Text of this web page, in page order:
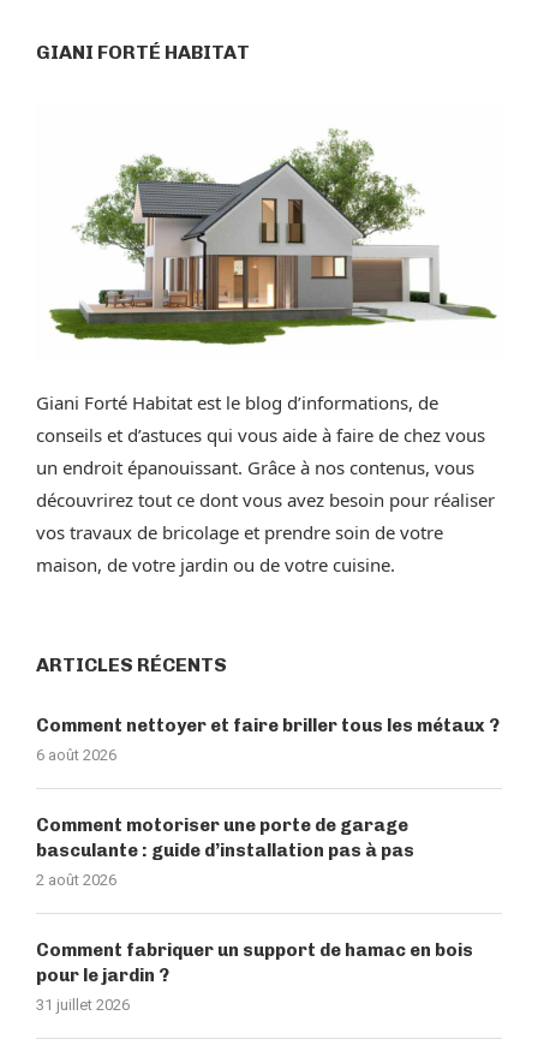
GIANI FORTÉ HABITAT
Giani Forté Habitat est le blog d’informations, de
conseils et d’astuces qui vous aide à faire de chez vous
un endroit épanouissant. Grâce à nos contenus, vous
découvrirez tout ce dont vous avez besoin pour réaliser
vos travaux de bricolage et prendre soin de votre
maison, de votre jardin ou de votre cuisine.
ARTICLES RÉCENTS
Comment nettoyer et faire briller tous les métaux ?
6 août 2026
Comment motoriser une porte de garage
basculante : guide d’installation pas à pas
2 août 2026
Comment fabriquer un support de hamac en bois
pour le jardin ?
31 juillet 2026